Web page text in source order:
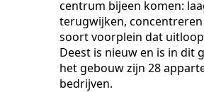
centrum bijeen komen:
terugwijken,
soort voorplein dat
Deest is nieuw en is in dit
het gebouw zijn 28
bedrijven.